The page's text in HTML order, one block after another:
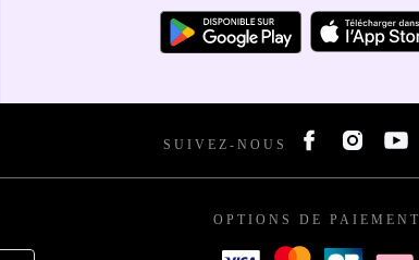
SUIVEZ-NOUS
OPTIONS DE PAIEMENT